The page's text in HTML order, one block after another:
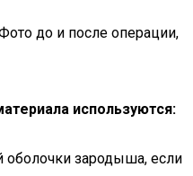
используются:
зародыша, если